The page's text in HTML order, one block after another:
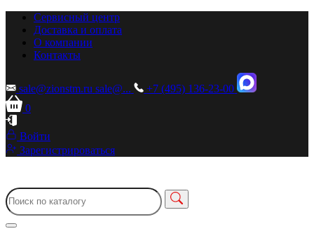
Сервисный центр
Доставка и оплата
О компании
Контакты
sale@zionstm.ru sale@...
+7 (495) 136-23-00
0
Войти
Зарегистрироваться